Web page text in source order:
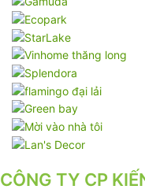
CÔNG TY CP